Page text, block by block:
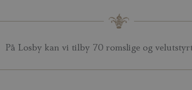
På Losby kan vi tilby 70 romslige og